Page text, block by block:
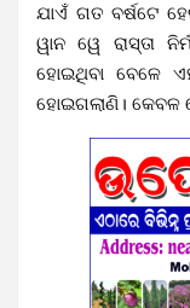
ଯାଏଁ ଗତ ବର୍ଷଟେ
ୱାନ ୱେ ରାସ୍ତା
ହୋଇଥିବା ବେଳେ
ହୋଇଗଲାଣି। କେବଳ